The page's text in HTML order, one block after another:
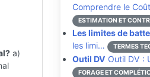
a)
Comprendre le
ESTIMATION ET
Les limites de
les limi…
TERMES
Outil DV Outil DV :
FORAGE ET